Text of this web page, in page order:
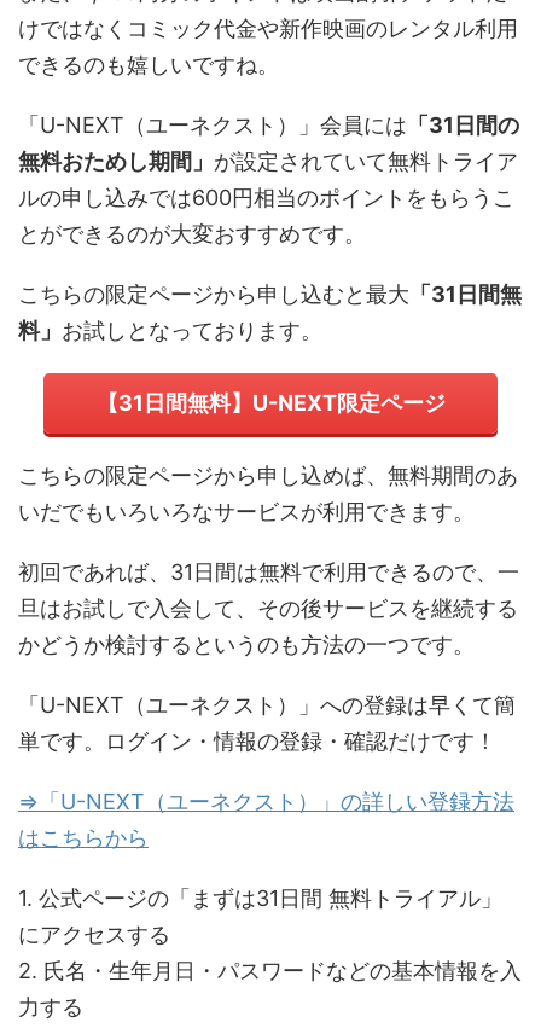
けではなくコミック代金や新作映画のレンタル利用
できるのも嬉しいですね。
「U-NEXT（ユーネクスト）」会員には 「31日間の
無料おためし期間」 が設定されていて無料トライア
ルの申し込みでは600円相当のポイントをもらうこ
とができるのが大変おすすめです。
こちらの限定ページから申し込むと最大 「31日間無
料」 お試しとなっております。
【31日間無料】U-NEXT限定ページ
こちらの限定ページから申し込めば、無料期間のあ
いだでもいろいろなサービスが利用できます。
初回であれば、31日間は無料で利用できるので、一
旦はお試しで入会して、その後サービスを継続する
かどうか検討するというのも方法の一つです。
「U-NEXT（ユーネクスト）」への登録は早くて簡
単です。ログイン・情報の登録・確認だけです！
⇒「U-NEXT（ユーネクスト）」の詳しい登録方法
はこちらから
1. 公式ページの「まずは31日間 無料トライアル」
にアクセスする
2. 氏名・生年月日・パスワードなどの基本情報を入
力する